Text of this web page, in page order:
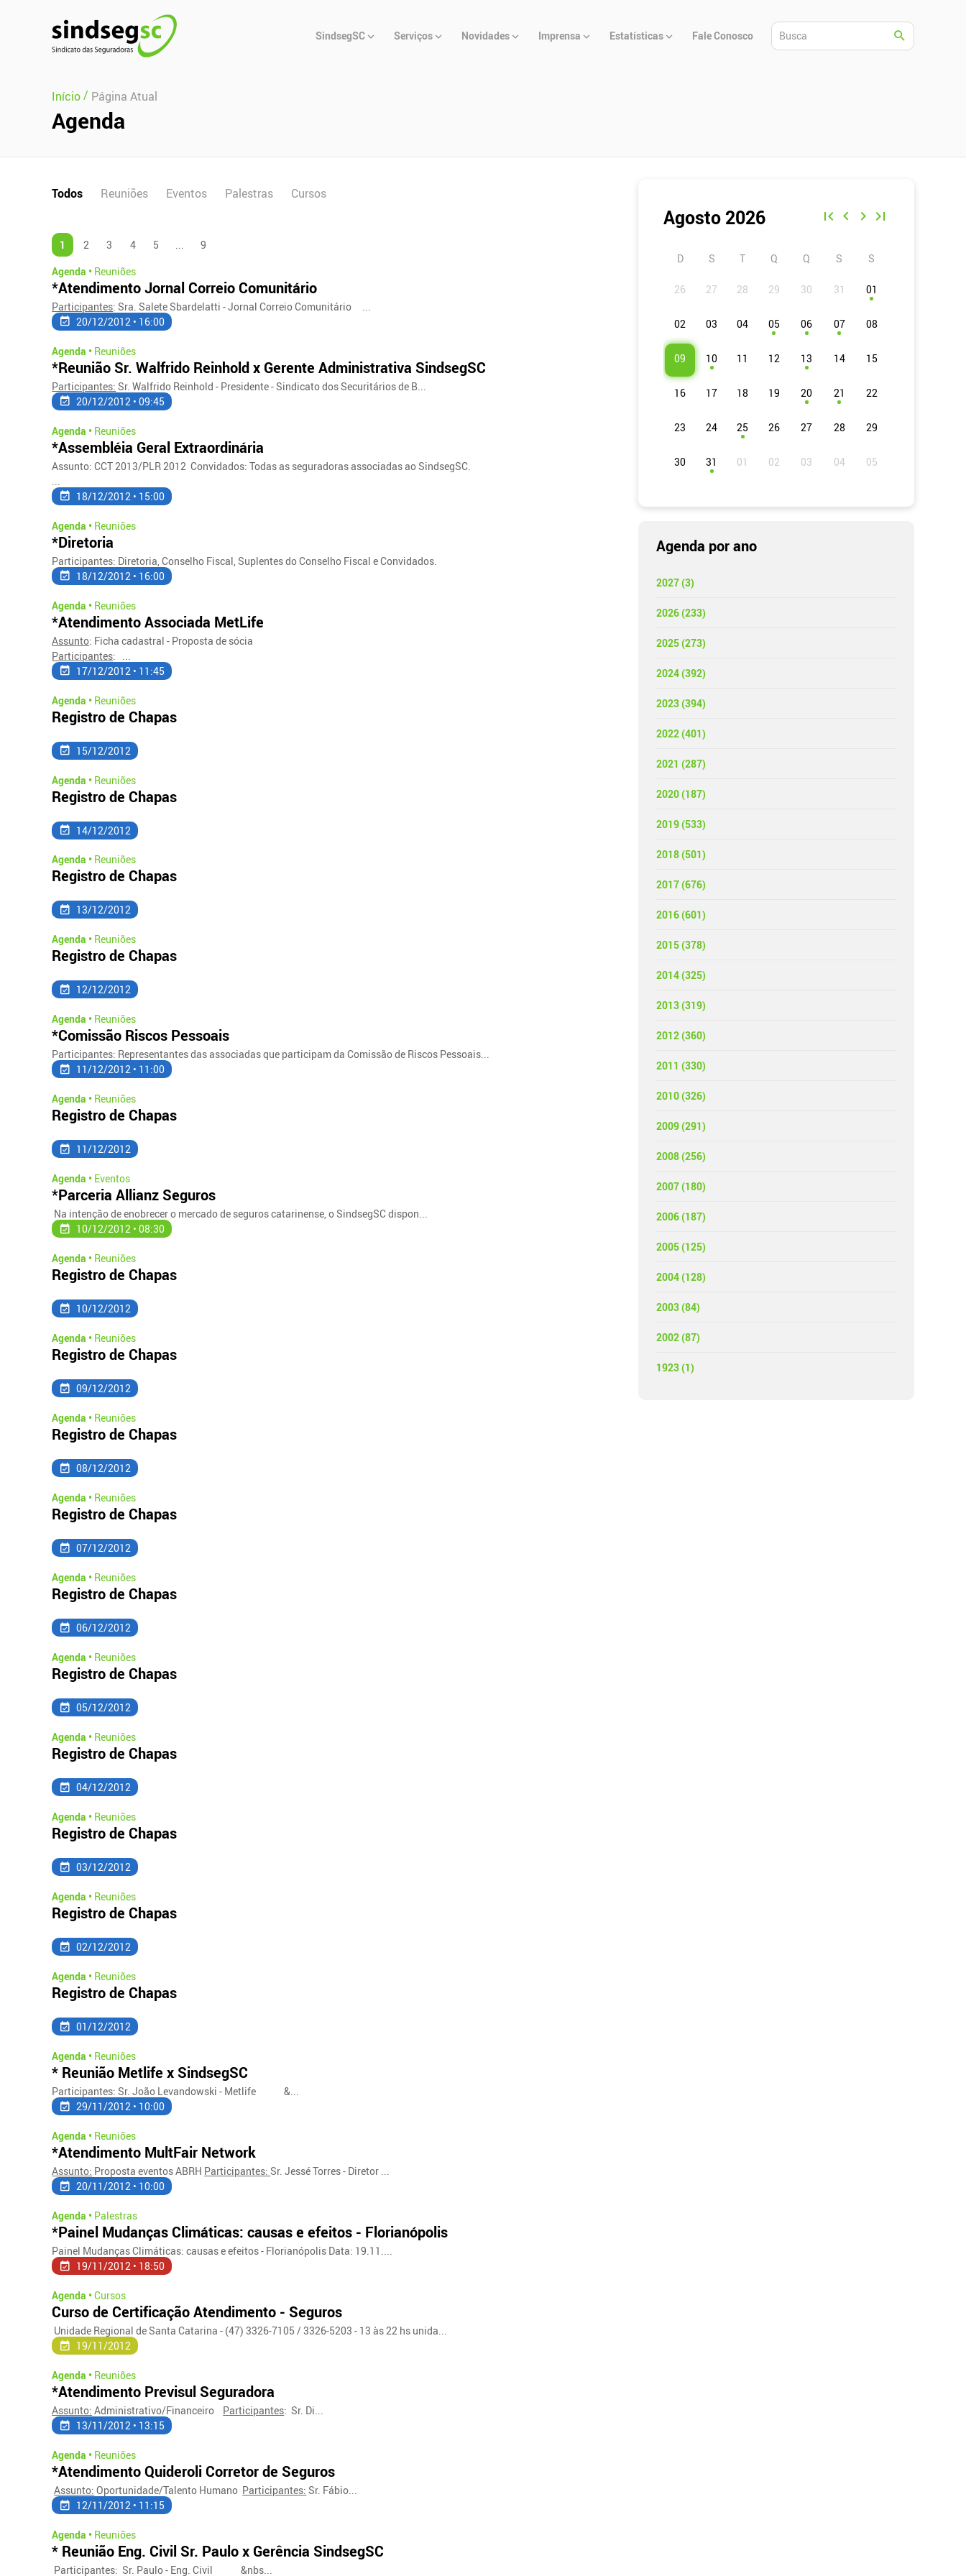
Principal
SindsegSC Serviços Novidades Imprensa Estatísticas Fale Conosco
Início/ Página Atual
Agenda
Agosto 2026
D S T Q Q S S
01
02 03 04 05 06 07 08
09 10 11 12 13 14 15
16 17 18 19 20 21 22
23 24 25 26 27 28 29
30 31
Agenda por ano
2027 (3)
2026 (233)
2025 (273)
2024 (392)
2023 (394)
2022 (401)
2021 (287)
2020 (187)
2019 (533)
2018 (501)
2017 (676)
2016 (601)
2015 (378)
2014 (325)
2013 (319)
2012 (360)
2011 (330)
2010 (326)
2009 (291)
2008 (256)
2007 (180)
2006 (187)
2005 (125)
2004 (128)
2003 (84)
2002 (87)
1923 (1)
Todos Reuniões Eventos Palestras Cursos
1 2 3 4 5
9
Agenda • Reuniões
*Atendimento Jornal Correio Comunitário
Participantes: Sra. Salete Sbardelatti - Jornal Correio Comunitário ...
20/12/2012 • 16:00
Agenda • Reuniões
*Reunião Sr. Walfrido Reinhold x Gerente Administrativa SindsegSC
Participantes: Sr. Walfrido Reinhold - Presidente - Sindicato dos Securitários de B...
20/12/2012 • 09:45
Agenda • Reuniões
*Assembléia Geral Extraordinária
Assunto: CCT 2013/PLR 2012 Convidados: Todas as seguradoras associadas ao SindsegSC.
18/12/2012 • 15:00
Agenda • Reuniões
*Diretoria
Participantes: Diretoria, Conselho Fiscal, Suplentes do Conselho Fiscal e Convidados.
18/12/2012 • 16:00
Agenda • Reuniões
*Atendimento Associada MetLife
Assunto: Ficha cadastral - Proposta de sócia
Participantes: ...
17/12/2012 • 11:45
Agenda • Reuniões
Registro de Chapas
15/12/2012
Agenda • Reuniões
Registro de Chapas
14/12/2012
Agenda • Reuniões
Registro de Chapas
13/12/2012
Agenda • Reuniões
Registro de Chapas
12/12/2012
Agenda • Reuniões
*Comissão Riscos Pessoais
Participantes: Representantes das associadas que participam da Comissão de Riscos Pessoais...
11/12/2012 • 11:00
Agenda • Reuniões
Registro de Chapas
11/12/2012
Agenda • Eventos
*Parceria Allianz Seguros
Na intenção de enobrecer o mercado de seguros catarinense, o SindsegSC dispon...
10/12/2012 • 08:30
Agenda • Reuniões
Registro de Chapas
10/12/2012
Agenda • Reuniões
Registro de Chapas
09/12/2012
Agenda • Reuniões
Registro de Chapas
08/12/2012
Agenda • Reuniões
Registro de Chapas
07/12/2012
Agenda • Reuniões
Registro de Chapas
06/12/2012
Agenda • Reuniões
Registro de Chapas
05/12/2012
Agenda • Reuniões
Registro de Chapas
04/12/2012
Agenda • Reuniões
Registro de Chapas
03/12/2012
Agenda • Reuniões
Registro de Chapas
02/12/2012
Agenda • Reuniões
Registro de Chapas
01/12/2012
Agenda • Reuniões
* Reunião Metlife x SindsegSC
Participantes: Sr. João Levandowski - Metlife &...
29/11/2012 • 10:00
Agenda • Reuniões
*Atendimento MultFair Network
Assunto: Proposta eventos ABRH Participantes:Sr. Jessé Torres - Diretor ...
20/11/2012 • 10:00
Agenda • Palestras
*Painel Mudanças Climáticas: causas e efeitos - Florianópolis
Painel Mudanças Climáticas: causas e efeitos - Florianópolis Data: 19.11....
19/11/2012 • 18:50
Agenda •Cursos
Curso de Certificação Atendimento - Seguros
Unidade Regional de Santa Catarina - (47) 3326-7105 / 3326-5203 - 13 às 22 hs unida...
19/11/2012
Agenda • Reuniões
*Atendimento Previsul Seguradora
Assunto: Administrativo/Financeiro Participantes: Sr. Di...
13/11/2012 • 13:15
Agenda • Reuniões
*Atendimento Quideroli Corretor de Seguros
Assunto: Oportunidade/Talento Humano Participantes: Sr. Fábio...
12/11/2012 • 11:15
Agenda • Reuniões
* Reunião Eng. Civil Sr. Paulo x Gerência SindsegSC
Participantes: Sr. Paulo - Eng. Civil &nbs...